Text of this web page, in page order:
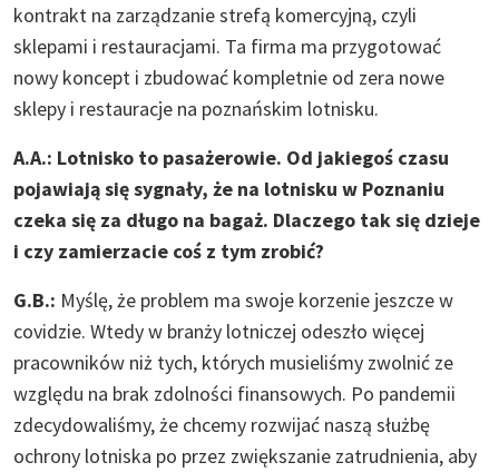
kontrakt na zarządzanie strefą komercyjną, czyli
sklepami i restauracjami. Ta firma ma przygotować
nowy koncept i zbudować kompletnie od zera nowe
sklepy i restauracje na poznańskim lotnisku.
A.A.: Lotnisko to pasażerowie. Od jakiegoś czasu
pojawiają się sygnały, że na lotnisku w Poznaniu
czeka się za długo na bagaż. Dlaczego tak się dzieje
i czy zamierzacie coś z tym zrobić?
G.B.: Myślę, że problem ma swoje korzenie jeszcze w
covidzie. Wtedy w branży lotniczej odeszło więcej
pracowników niż tych, których musieliśmy zwolnić ze
względu na brak zdolności finansowych. Po pandemii
zdecydowaliśmy, że chcemy rozwijać naszą służbę
ochrony lotniska po przez zwiększanie zatrudnienia, aby